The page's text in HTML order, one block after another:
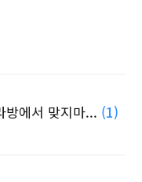
방에서 맞지마... (1)